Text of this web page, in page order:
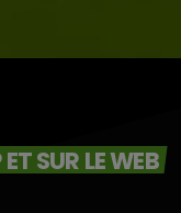
SUR LE WEB